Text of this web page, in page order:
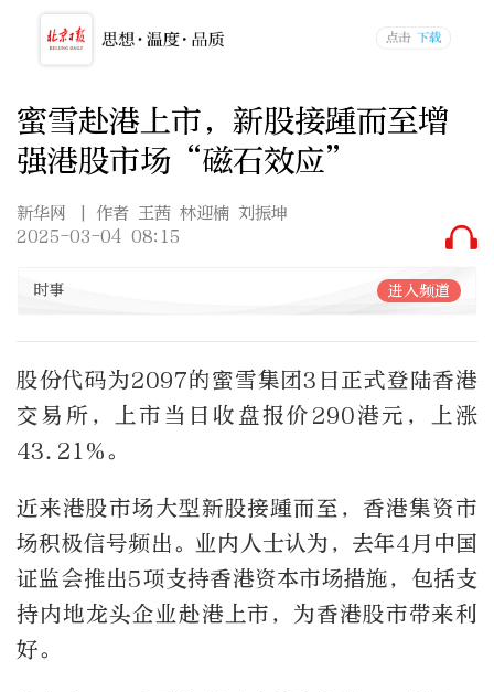
蜜雪赴港上市，新股接踵而至增
强港股市场“磁石效应”
新华网
| 作者 王茜 林迎楠 刘振坤
2025-03-04 08:15
时事 进入频道
股份代码为2097的蜜雪集团3日正式登陆香港
交易所，上市当日收盘报价290港元，上涨
43.21%。
近来港股市场大型新股接踵而至，香港集资市
场积极信号频出。业内人士认为，去年4月中国
证监会推出5项支持香港资本市场措施，包括支
持内地龙头企业赴港上市，为香港股市带来利
好。